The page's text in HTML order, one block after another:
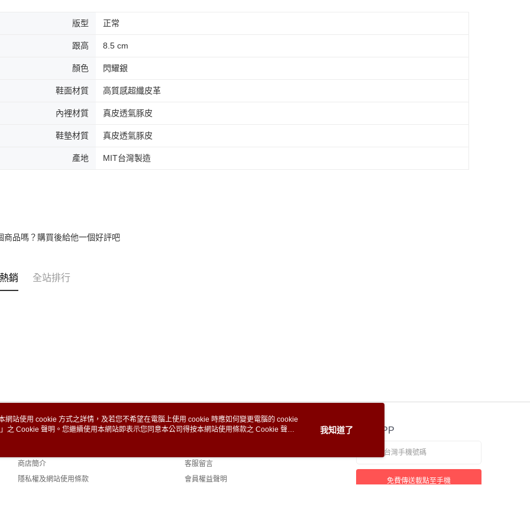
版型 正常
跟高 8.5 cm
顏色 閃耀銀
鞋面材質 高質感超纖皮革
內裡材質 真皮透氣豚皮
鞋墊材質 真皮透氣豚皮
產地 MIT台灣製造
商品嗎？購買後給他一個好評吧
銷 全站排行
關於我們
商店簡介
隱私權及網站使用條款
客服資訊
客服留言
會員權益聲明
官方APP
免費傳送載點至手機
網站使用 cookie 方式之詳情，及若您不希望在電腦上使用 cookie 時應如何變更電腦的 cookie
」之 Cookie 聲明。您繼續使用本網站即表示您同意本公司得按本網站使用條款之 Cookie 聲明
我知道了